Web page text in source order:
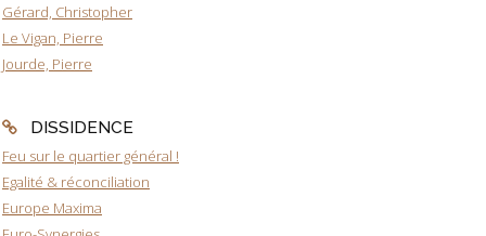
Gérard, Christopher
Le Vigan, Pierre
Jourde, Pierre
DISSIDENCE
Feu sur le quartier général !
Egalité & réconciliation
Europe Maxima